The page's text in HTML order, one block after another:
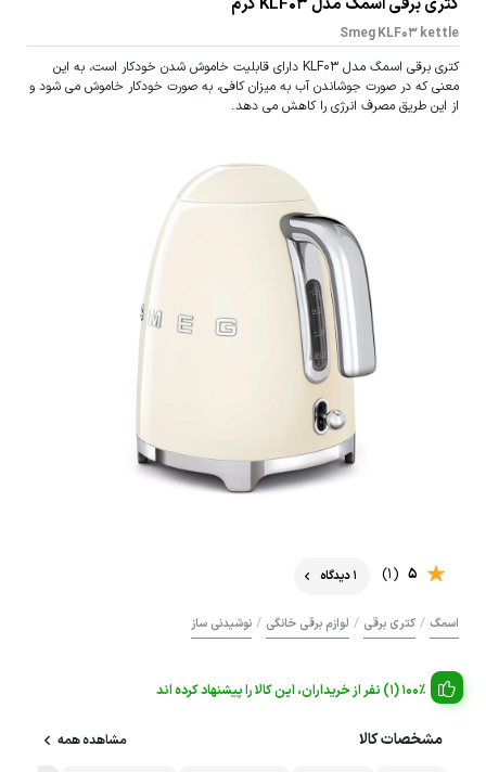
Smeg KLF03 kettle
کتری برقی اسمگ مدل KLF03 دارای قابلیت خاموش شدن خودکار است، به این
معنی که در صورت جوشاندن آب به میزان کافی، به صورت خودکار خاموش می شود و
از این طریق مصرف انرژی را کاهش می دهد.
5
(1) 1 دیدگاه
اسمگ / کتری برقی / لوازم برقی خانگی / نوشیدنی ساز
100% (1) نفر از خریداران، این کالا را پیشنهاد کرده اند
مشخصات کالا مشاهده همه